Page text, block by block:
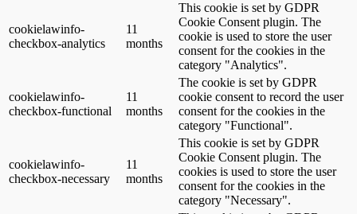
cookielawinfo-
checkbox-analytics
11
months
This cookie is set by GDPR
Cookie Consent plugin. The
cookie is used to store the user
consent for the cookies in the
category "Analytics".
cookielawinfo-
checkbox-functional
11
months
The cookie is set by GDPR
cookie consent to record the user
consent for the cookies in the
category "Functional".
cookielawinfo-
checkbox-necessary
11
months
This cookie is set by GDPR
Cookie Consent plugin. The
cookies is used to store the user
consent for the cookies in the
category "Necessary".